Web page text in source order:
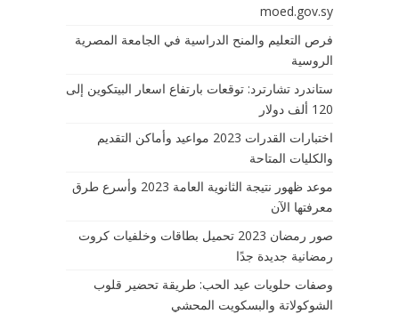
moed.gov.sy
فرص التعليم والمنح الدراسية في الجامعة المصرية
الروسية
ستاندرد تشارترد: توقعات بارتفاع اسعار البيتكوين إلى
120 ألف دولار
اختبارات القدرات 2023 مواعيد وأماكن التقديم
والكليات المتاحة
موعد ظهور نتيجة الثانوية العامة 2023 وأسرع طرق
معرفتها الآن
صور رمضان 2023 تحميل بطاقات وخلفيات كروت
رمضانية جديدة جدًا
وصفات حلويات عيد الحب: طريقة تحضير قلوب
الشوكولاتة والبسكويت المحشي